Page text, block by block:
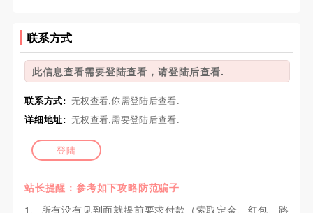
联系方式
此信息查看需要登陆查看，请登陆后查看.
联系方式: 无权查看,你需登陆后查看.
详细地址: 无权查看,需要登陆后查看.
登陆
站长提醒：参考如下攻略防范骗子
1、所有没有见到面就提前要求付款（索取定金、红包、路